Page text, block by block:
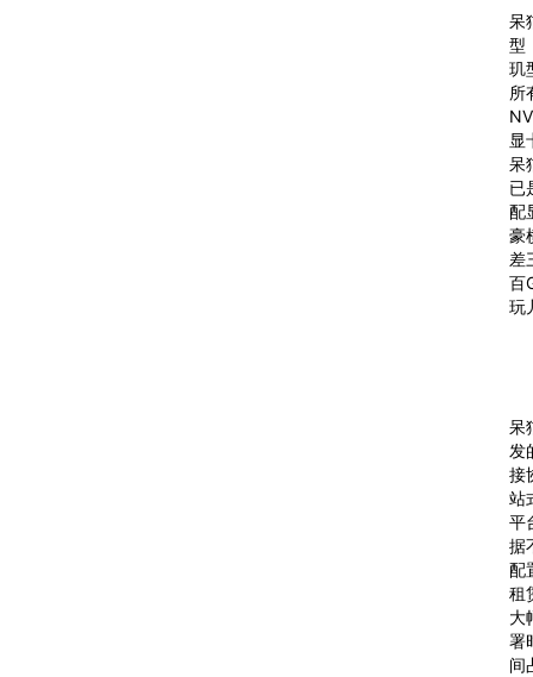
呆
型
玑
所
显
呆
已
配
豪
差
百
玩
呆
发
接
站
平
据
配
租
大
署
间